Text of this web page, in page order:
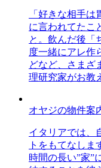
「好きな相手
に言われてたこ
と。飲んだ後「
度一緒にアレ作
どなど、さまざ
理研究家がお教
オヤジの物件案
イタリアでは、
トをもてなし
時間の長い”家”